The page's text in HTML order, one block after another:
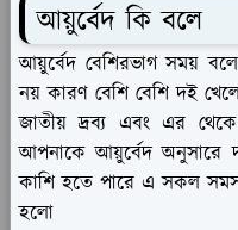
আয়ুর্বেদ কি বলে
আয়ুর্বেদ বেশিরভাগ সময়
নয় কারণ বেশি বেশি দই
জাতীয় দ্রব্য এবং এর
আপনাকে আয়ুর্বেদ অনুসারে
কাশি হতে পারে এ সকল
হলো